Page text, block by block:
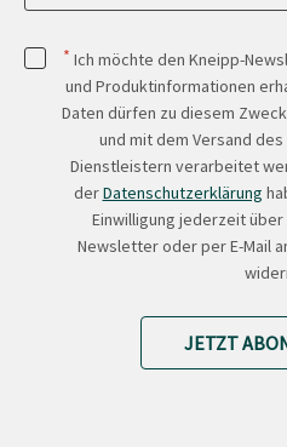
* Ich möchte den Kneipp-
und Produktinformationen
Daten dürfen zu diesem
und mit dem Versand
Dienstleistern verarbeitet
derDatenschutzerklärung
Einwilligung jederzeit
Newsletter oder per E-Mail
JETZT